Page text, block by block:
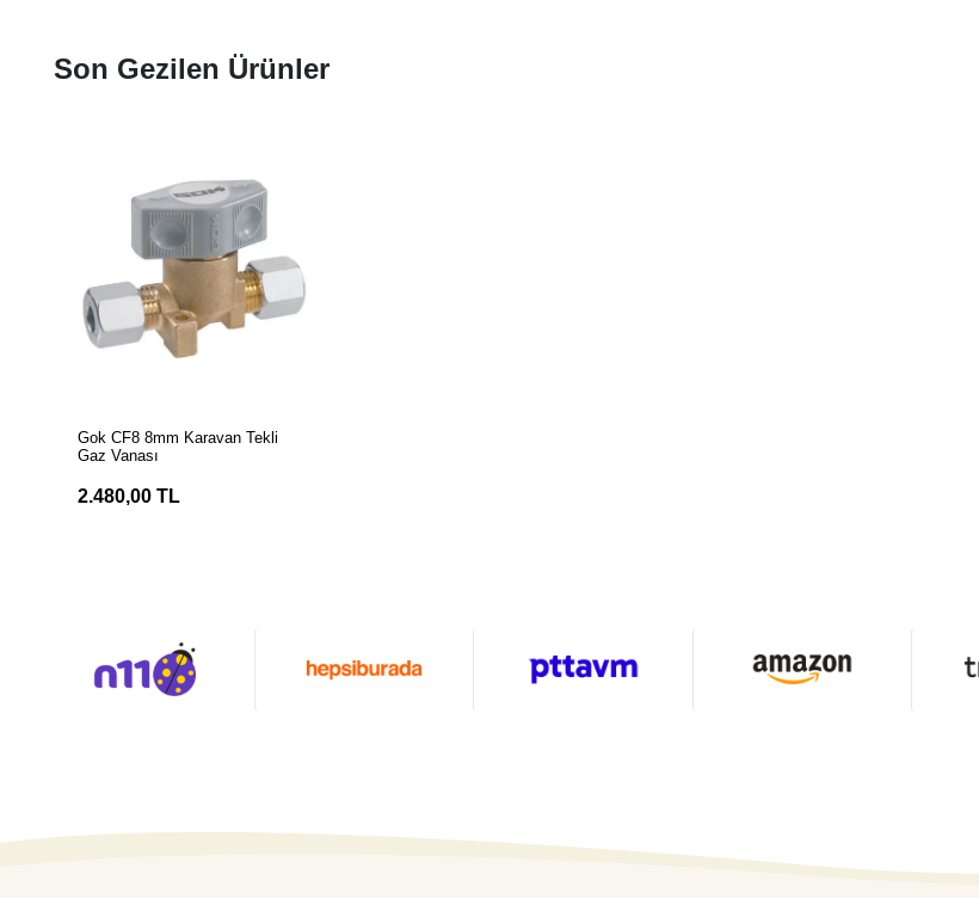
Son Gezilen Ürünler
Gok CF8 8mm Karavan Tekli
Gaz Vanası
2.480,00 TL